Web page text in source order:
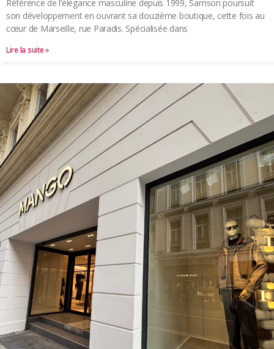
Référence de l’élégance masculine depuis 1999, Samson poursuit
son développement en ouvrant sa douzième boutique, cette fois au
cœur de Marseille, rue Paradis. Spécialisée dans
Lire la suite »